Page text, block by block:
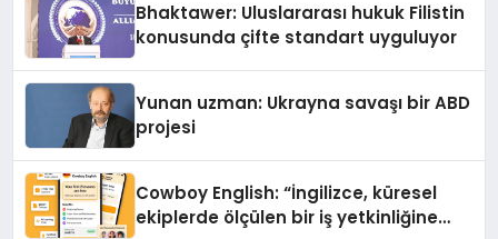
Bhaktawer: Uluslararası hukuk Filistin
konusunda çifte standart uyguluyor
Yunan uzman: Ukrayna savaşı bir ABD
projesi
Cowboy English: “İngilizce, küresel
ekiplerde ölçülen bir iş yetkinliğine